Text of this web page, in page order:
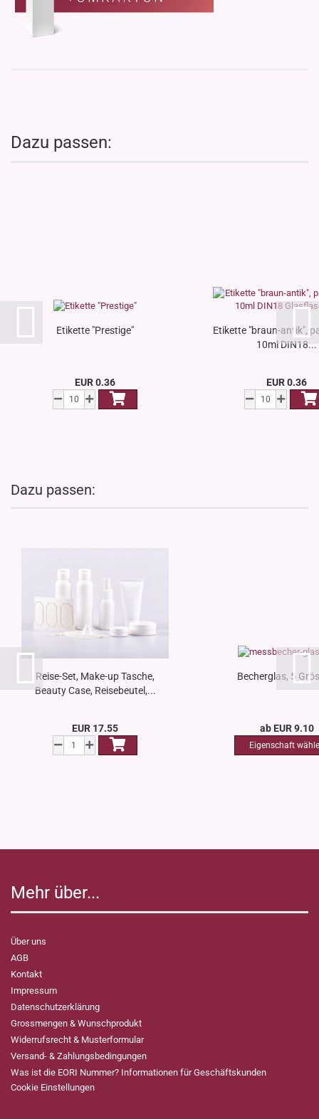
Dazu passen:
Etikette "Prestige"
EUR 0.36
Etikette "braun-antik",
10ml DIN18...
EUR 0.36
Dazu passen:
Reise-Set, Make-up Tasche,
Beauty Case, Reisebeutel,...
EUR 17.55
Becherglas, 5
ab EUR 9.10
Mehr über...
Über uns
AGB
Kontakt
Impressum
Datenschutzerklärung
Grossmengen & Wunschprodukt
Widerrufsrecht & Musterformular
Versand- & Zahlungsbedingungen
Was ist die EORI Nummer? Informationen für Geschäftskunden
Cookie Einstellungen